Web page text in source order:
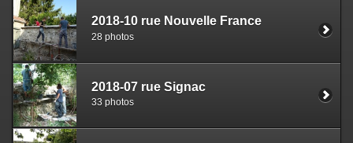
2018-10 rue Nouvelle France
28 photos
2018-07 rue Signac
33 photos